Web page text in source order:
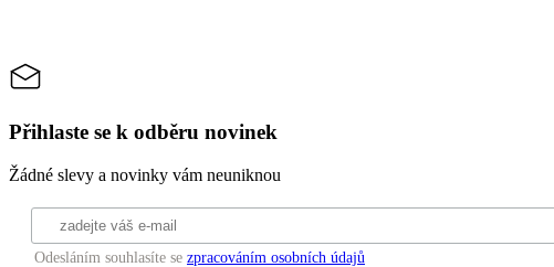
Přihlaste se k odběru novinek
Žádné slevy a novinky vám neuniknou
Odesláním souhlasíte se zpracováním osobních údajů